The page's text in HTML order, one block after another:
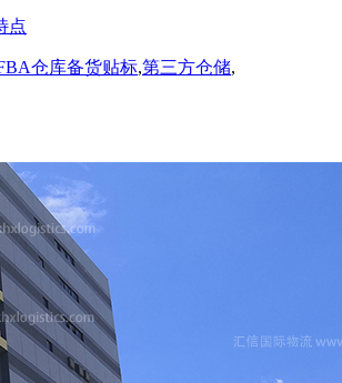
点
仓库备货贴标,第三方仓储,